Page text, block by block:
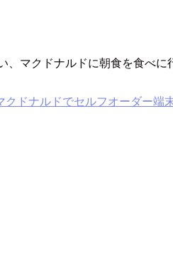
マクドナルドに朝食を食べに
クドナルドでセルフオーダー端